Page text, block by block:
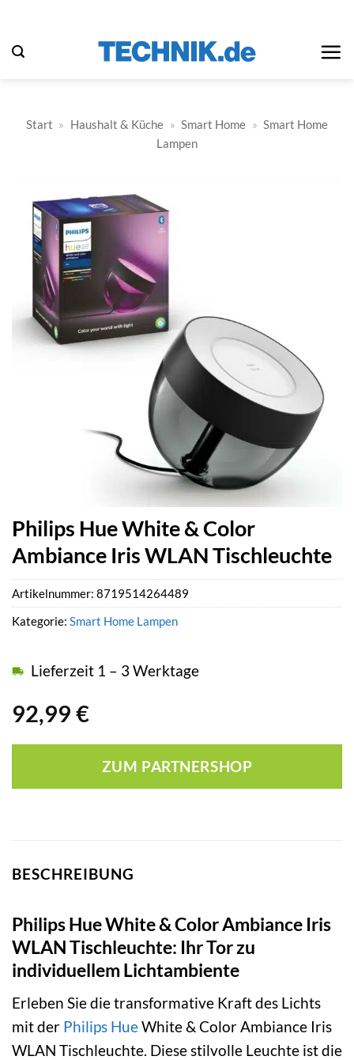
springen
Start » Haushalt & Küche » Smart Home » Smart Home
Lampen
Philips Hue White & Color
Ambiance Iris WLAN Tischleuchte
92,99 €
Lieferzeit 1 – 3 Werktage
ZUM PARTNERSHOP
Artikelnummer: 8719514264489
Kategorie: Smart Home Lampen
BESCHREIBUNG
Philips Hue White & Color Ambiance Iris
WLAN Tischleuchte: Ihr Tor zu
individuellem Lichtambiente
Erleben Sie die transformative Kraft des Lichts
mit der Philips HueWhite & Color Ambiance Iris
WLAN Tischleuchte. Diese stilvolle Leuchte ist die